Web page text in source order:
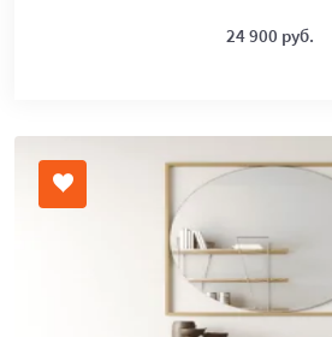
24 900 руб.